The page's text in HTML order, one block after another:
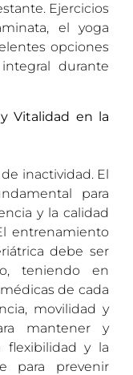
Ejercicios
el yoga
opciones
durante
Vitalidad en la
inactividad. El
para
y la calidad
entrenamiento
debe ser
teniendo en
de cada
movilidad y
mantener y
flexibilidad y la
para prevenir